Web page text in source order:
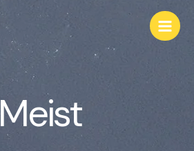
Meist